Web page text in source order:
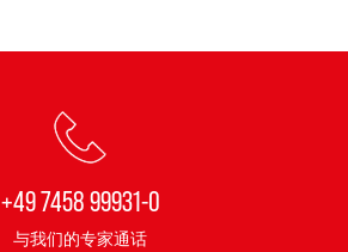
+49 7458 99931-0
与我们的专家通话